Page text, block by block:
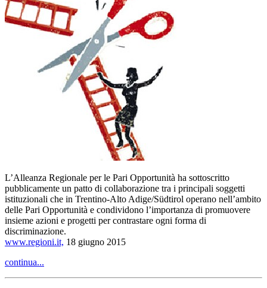
L’Alleanza Regionale per le Pari Opportunità ha sottoscritto
pubblicamente un patto di collaborazione tra i principali soggetti
istituzionali che in Trentino-Alto Adige/Südtirol operano nell’ambito
delle Pari Opportunità e condividono l’importanza di promuovere
insieme azioni e progetti per contrastare ogni forma di
discriminazione.
www.regioni.it, 18 giugno 2015
continua...